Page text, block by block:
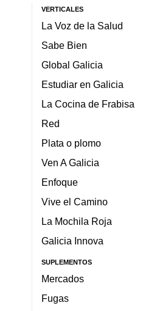
VERTICALES
La Voz de la Salud
Sabe Bien
Global Galicia
Estudiar en Galicia
La Cocina de Frabisa
Red
Plata o plomo
Ven A Galicia
Enfoque
Vive el Camino
La Mochila Roja
Galicia Innova
SUPLEMENTOS
Mercados
Fugas